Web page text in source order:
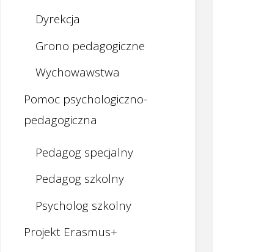
Dyrekcja
Grono pedagogiczne
Wychowawstwa
Pomoc psychologiczno-
pedagogiczna
Pedagog specjalny
Pedagog szkolny
Psycholog szkolny
Projekt Erasmus+